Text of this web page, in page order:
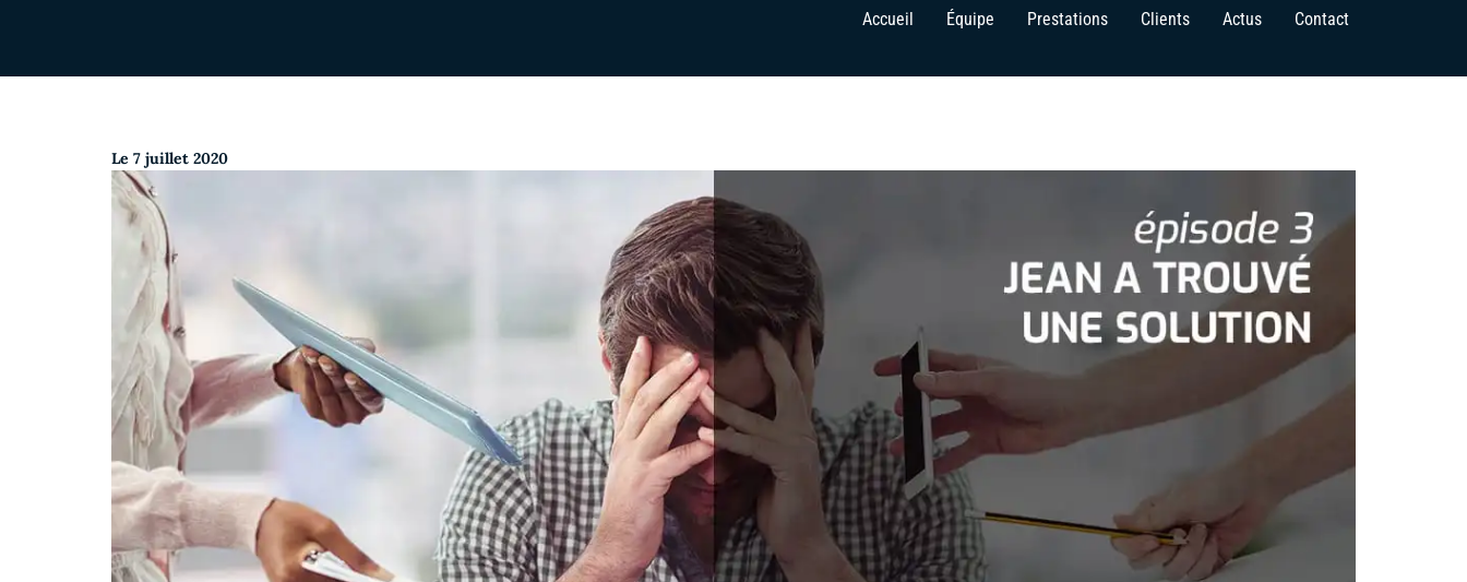
Accueil Équipe Prestations Clients Actus Contact
Le 7 juillet 2020